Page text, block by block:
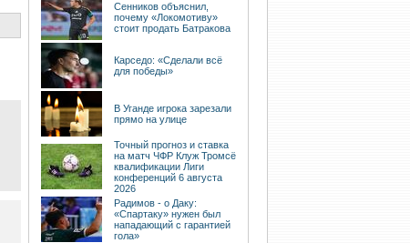
Сенников объяснил,
почему «Локомотиву»
стоит продать Батракова
Карседо: «Сделали всё
для победы»
В Уганде игрока зарезали
прямо на улице
Точный прогноз и ставка
на матч ЧФР Клуж Тромсё
квалификации Лиги
конференций 6 августа
2026
Радимов - о Даку:
«Спартаку» нужен был
нападающий с гарантией
гола»